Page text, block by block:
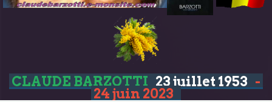
CLAUDE BARZOTTI 23 juillet 1953 -
24 juin 2023